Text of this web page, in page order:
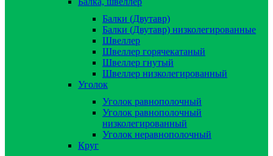
Балки (Двутавр)
Балки (Двутавр) низколегированные
Швеллер
Швеллер горячекатаный
Швеллер гнутый
Швеллер низколегированный
Уголок
Уголок равнополочный
Уголок равнополочный
низколегированный
Уголок неравнополочный
Круг